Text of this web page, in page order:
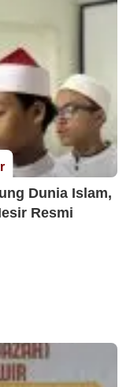
Dunia Islam,
Resmi